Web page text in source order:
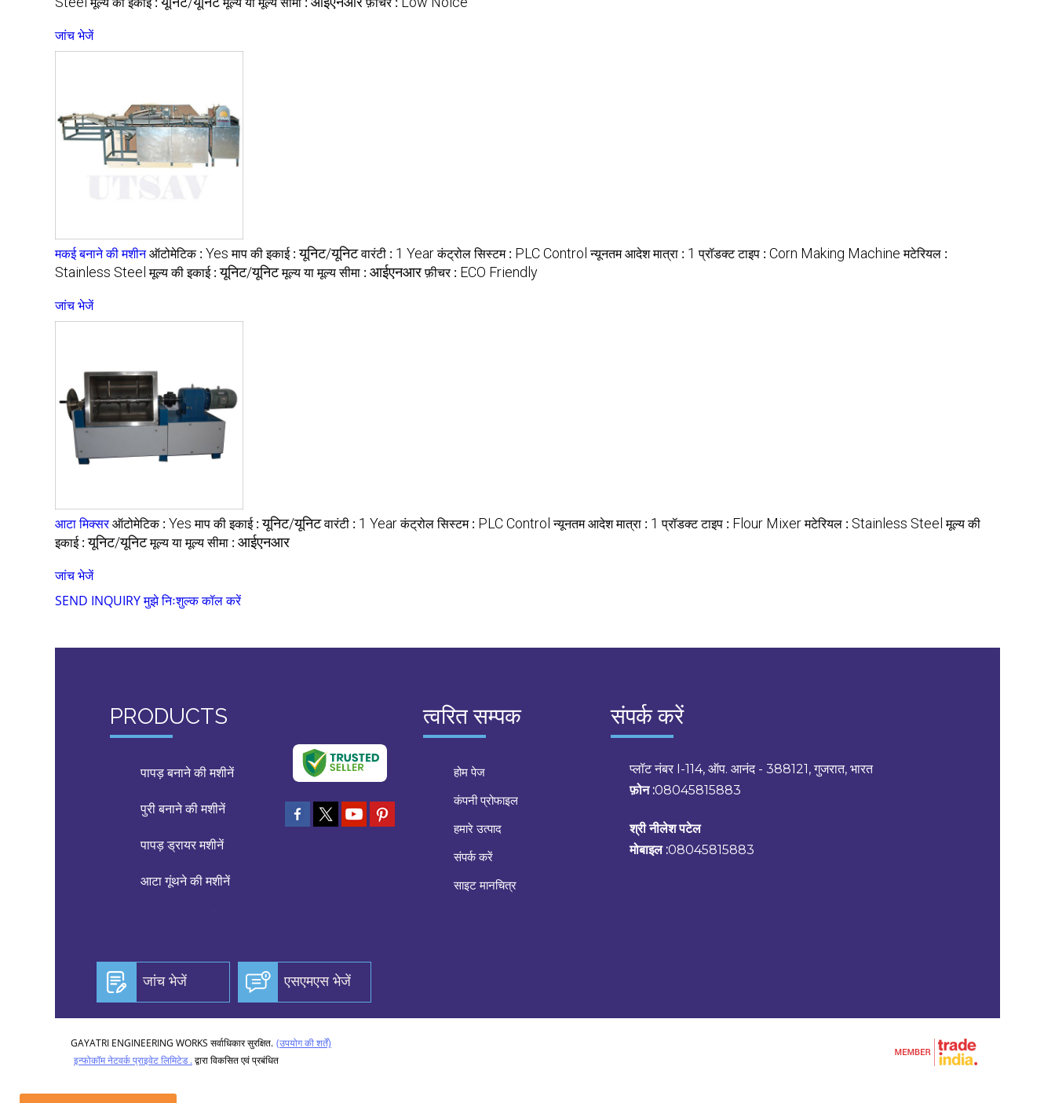
जांच भेजें
मकई बनाने की मशीनऑटोमेटिक : Yes माप की इकाई :यूनिट/यूनिटवारंटी : 1 Yearकंट्रोल सिस्टम : PLC Control न्यूनतम आदेश मात्रा : 1 प्रॉडक्ट टाइप : Corn Making Machine मटेरियल :
Stainless Steel मूल्य की इकाई :यूनिट/यूनिटमूल्य या मूल्य सीमा : आईएनआरफ़ीचर : ECO Friendly
जांच भेजें
आटा मिक्सरऑटोमेटिक : Yes माप की इकाई :यूनिट/यूनिटवारंटी : 1 Yearकंट्रोल सिस्टम : PLC Control न्यूनतम आदेश मात्रा : 1 प्रॉडक्ट टाइप : Flour Mixerमटेरियल : Stainless Steel मूल्य की
इकाई :यूनिट/यूनिटमूल्य या मूल्य सीमा : आईएनआर
जांच भेजें
SEND INQUIRYमुझे निःशुल्क कॉल करें
PRODUCTS
पापड़ बनाने की मशीनें
पुरी बनाने की मशीनें
पापड़ ड्रायर मशीनें
आटा गूंथने की मशीनें
पापड़ बनाने की मशीन का
खाद्य प्रसंस्करण मशीन
त्वरित सम्पक
होम पेज
कंपनी प्रोफाइल
हमारे उत्पाद
संपर्क करें
साइट मानचित्र
संपर्क करें
प्लॉट नंबर I-114, ऑप. आनंद - 388121, गुजरात, भारत
फ़ोन :08045815883
श्री नीलेश पटेल
मोबाइल :08045815883
जांच भेजें एसएमएस भेजें
GAYATRI ENGINEERING WORKS सर्वाधिकार सुरक्षित. (उपयोग की शर्तें)
इन्फोकॉम नेटवर्क प्राइवेट लिमिटेड .द्वारा विकसित एवं प्रबंधित